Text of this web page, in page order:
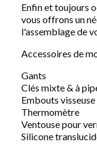
Enfin et toujours
vous offrons un
l'assemblage de
Accessoires de
Gants
Clés mixte & à
Embouts
Thermomètre
Ventouse pour
Silicone